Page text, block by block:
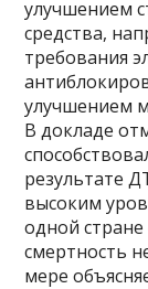
улучшением
средства,
требования
улучшением
В докладе
результате
высоким
одной
смертность
мере